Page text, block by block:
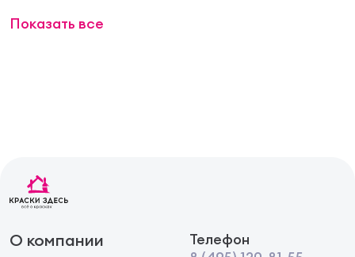
Показать все
О компании
Телефон